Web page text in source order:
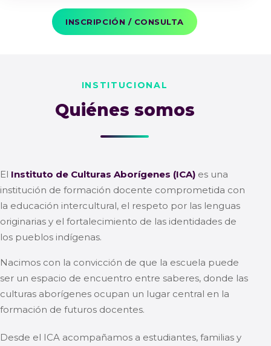
INSCRIPCIÓN / CONSULTA
INSTITUCIONAL
Quiénes somos
El Instituto de Culturas Aborígenes (ICA) es una
institución de formación docente comprometida con
la educación intercultural, el respeto por las lenguas
originarias y el fortalecimiento de las identidades de
los pueblos indígenas.
Nacimos con la convicción de que la escuela puede
ser un espacio de encuentro entre saberes, donde las
culturas aborígenes ocupan un lugar central en la
formación de futuros docentes.
Desde el ICA acompañamos a estudiantes, familias y